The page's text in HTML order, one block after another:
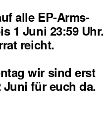
alle EP-Arms-
1 Juni 23:59 Uhr.
reicht.
wir sind erst
für euch da.